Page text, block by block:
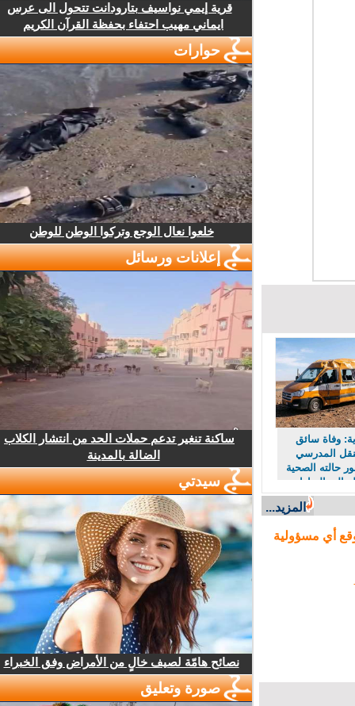
وفاة سائق
المدرسي
حالته الصحية
إلى الرباط
المزيد...
أي مسؤولية
قرية إيمي نواسيف بتارودانت تتحول الى عرس
ايماني مهيب احتفاء بحفظة القرآن الكريم
حوارات
خلعوا نعال الوجع وتركوا الوطن للوطن
إعلانات ورسائل
ساكنة تنغير تدعم حملات الحد من انتشار الكلاب
الضالة بالمدينة
سيدتي
نصائح هامّة لصيف خالٍ من الأمراض وفق الخبراء
صورة وتعليق